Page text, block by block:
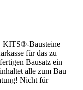
KITS®-Bausteine
für das zu
Bausatz ein
alle zum Bau
Nicht für